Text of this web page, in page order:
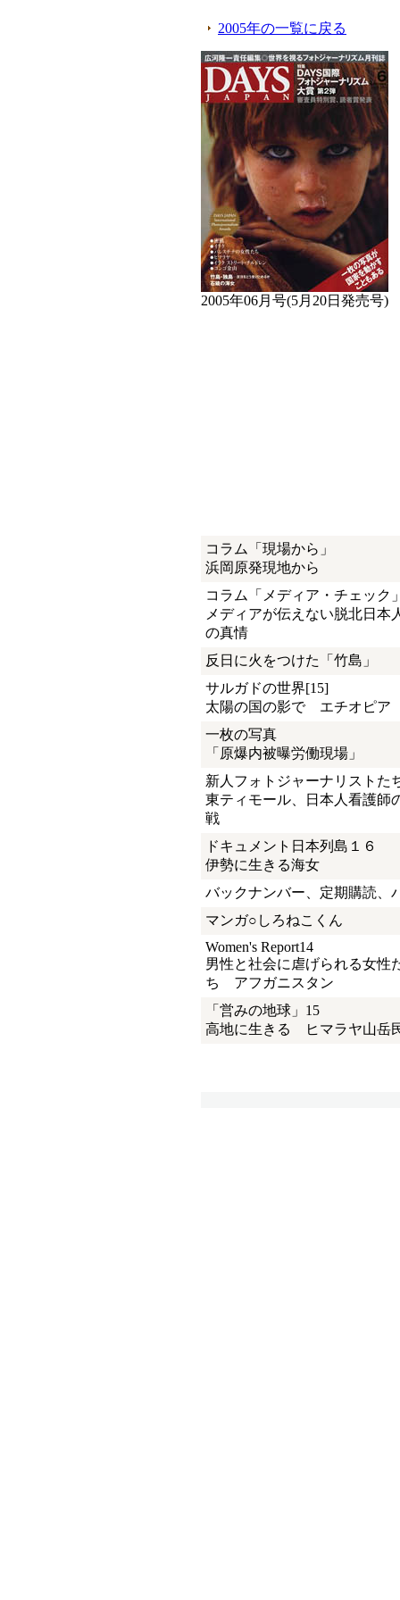
2005年の一覧に戻る
2005年06月号(5月20日発売号)
コラム「現場から」
浜岡原発現地から
コラム「メディア・チェック
メディアが伝えない脱北日本
の真情
反日に火をつけた「竹島」
サルガドの世界[15]
太陽の国の影で エチオピア
一枚の写真
「原爆内被曝労働現場」
新人フォトジャーナリストた
東ティモール、日本人看護師
戦
ドキュメント日本列島１６
伊勢に生きる海女
バックナンバー、定期購読、
マンガ○しろねこくん
Women's Report14
男性と社会に虐げられる女性
ち アフガニスタン
「営みの地球」15
高地に生きる ヒマラヤ山岳